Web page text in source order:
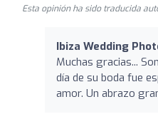
Esta opinión ha sido traducida
Ibiza Wedding
Muchas gracias...
día de su boda fue
amor. Un abrazo